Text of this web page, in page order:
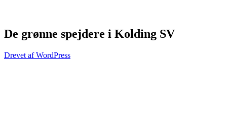
De grønne spejdere i Kolding SV
Drevet af WordPress